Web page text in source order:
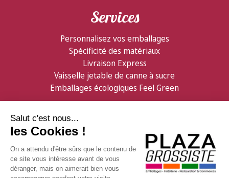
Services
Personnalisez vos emballages
Spécificité des matériaux
Livraison Express
Vaisselle jetable de canne à sucre
Emballages écologiques Feel Green
Partenaires
Confiserie Foraine
GDB Distribution
Facebook
Visitez ShopMania
Qui sommes nous ?
Contactez nous
Livraison & logistique
Modes de règlement